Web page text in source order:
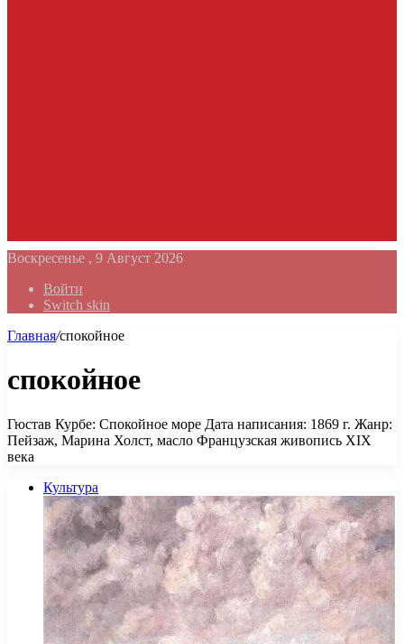
Воскресенье , 9 Август 2026
Войти
Switch skin
Главная/спокойное
спокойное
Гюстав Курбе: Спокойное море Дата написания: 1869 г. Жанр:
Пейзаж, Марина Холст, масло Французская живопись XIX
века
Культура